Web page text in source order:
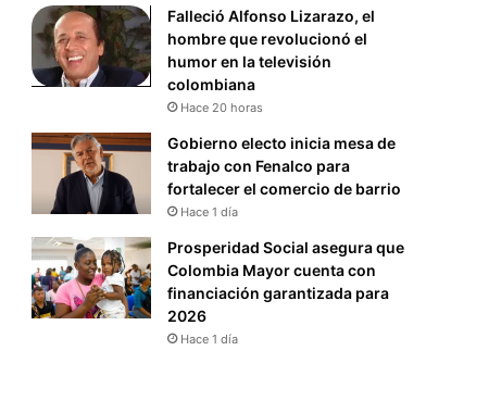
Falleció Alfonso Lizarazo, el
hombre que revolucionó el
humor en la televisión
colombiana
Hace 20 horas
Gobierno electo inicia mesa de
trabajo con Fenalco para
fortalecer el comercio de barrio
Hace 1 día
Prosperidad Social asegura que
Colombia Mayor cuenta con
financiación garantizada para
2026
Hace 1 día